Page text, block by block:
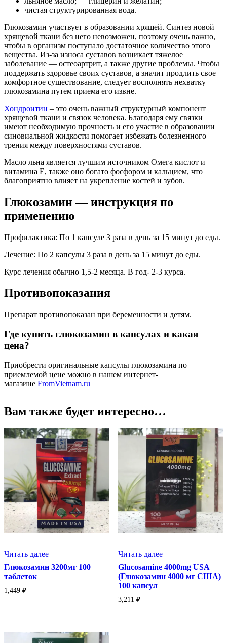
чистая структурированная вода.
Глюкозамин участвует в образовании хрящей. Синтез новой
хрящевой ткани без него невозможен, поэтому очень важно,
чтобы в организм поступало достаточное количество этого
вещества. Из-за износа суставов возникает тяжелое
заболевание — остеоартрит, а также другие проблемы. Чтобы
поддержать здоровье своих суставов, а значит продлить свое
комфортное существование, следует восполнять нехватку
глюкозамина путем приема его извне.
Хондроитин – это очень важный структурный компонент
хрящевой ткани и связок человека. Благодаря ему связки
имеют необходимую прочность и его участие в образовании
синовиальной жидкости помогает избежать болезненного
трения между поверхностями суставов.
Масло льна является лучшим источником Омега кислот и
витамина Е, также оно богато фосфором и кальцием, что
благоприятно влияет на укрепление костей и зубов.
Глюкозамин — инструкция по
применению
Профилактика: По 1 капсуле 3 раза в день за 15 минут до еды.
Лечение: По 2 капсулы 3 раза в день за 15 минут до еды.
Курс лечения обычно 1,5-2 месяца. В год- 2-3 курса.
Противопоказания
Препарат противопоказан при беременности и детям.
Где купить глюкозамин в капсулах и какая
цена?
Приобрести оригинальные капсулы глюкозамина по
приемлемой цене можно в нашем интернет-
магазине FromVietnam.ru
Вам также будет интересно…
Читать далее
Глюкозамин 3200мг 100
таблеток
1,449 ₽
Читать далее
Glucosamine 4000mg USA
(Глюкозамин 4000 мг США)
100 капсул
3,211 ₽